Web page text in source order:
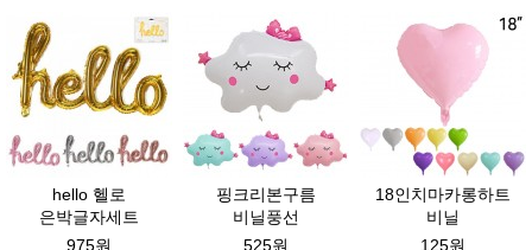
hello 헬로
은박글자세트
975원
핑크리본구름
비닐풍선
525원
18인치마카롱하트
비닐
125원